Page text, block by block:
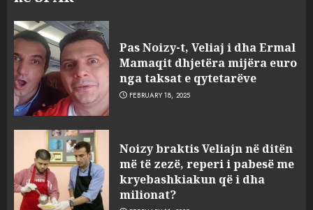
Pas Noizy-t, Veliaj i dha Ermal
Mamaqit dhjetëra mijëra euro
nga taksat e qytetarëve
FEBRUARY 18, 2025
Noizy braktis Veliajn në ditën
më të zezë, reperi i pabesë me
kryebashkiakun që i dha
milionat?
3
sulmuan “One Albania”,
ngjarja u fsheh. A u vodhën
serverat?
MARCH 25, 2025